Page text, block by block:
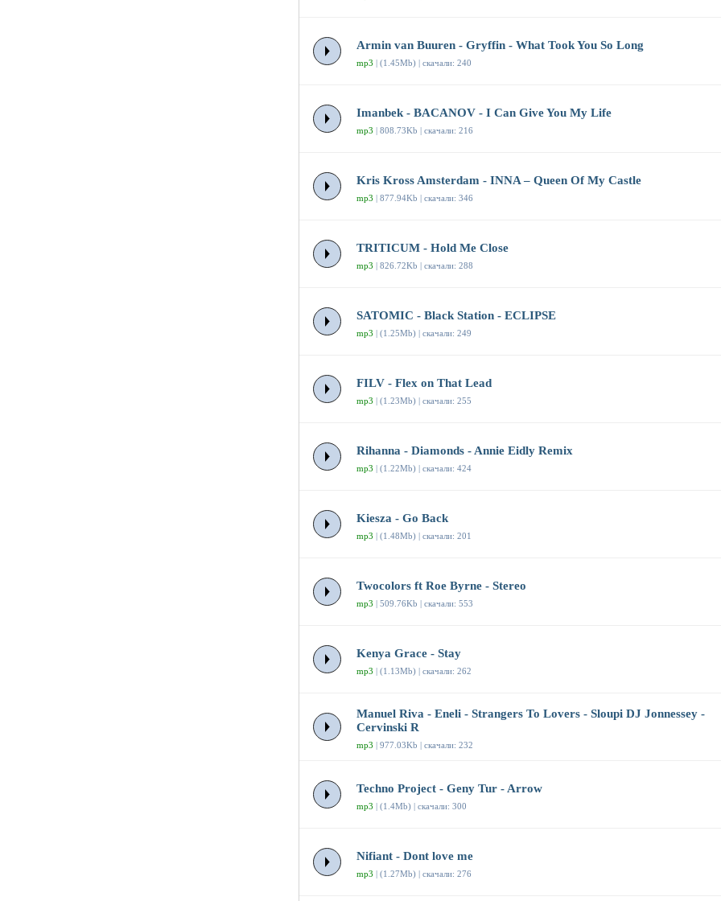
Armin van Buuren - Gryffin - What Took You So Long
mp3 | (1.45Mb) | скачали: 240
Imanbek - BACANOV - I Can Give You My Life
mp3 | 808.73Kb | скачали: 216
Kris Kross Amsterdam - INNA – Queen Of My Castle
mp3 | 877.94Kb | скачали: 346
TRITICUM - Hold Me Close
mp3 | 826.72Kb | скачали: 288
SATOMIC - Black Station - ECLIPSE
mp3 | (1.25Mb) | скачали: 249
FILV - Flex on That Lead
mp3 | (1.23Mb) | скачали: 255
Rihanna - Diamonds - Annie Eidly Remix
mp3 | (1.22Mb) | скачали: 424
Kiesza - Go Back
mp3 | (1.48Mb) | скачали: 201
Twocolors ft Roe Byrne - Stereo
mp3 | 509.76Kb | скачали: 553
Kenya Grace - Stay
mp3 | (1.13Mb) | скачали: 262
Manuel Riva - Eneli - Strangers To Lovers - Sloupi DJ Jonnessey -
Cervinski R
mp3 | 977.03Kb | скачали: 232
Techno Project - Geny Tur - Arrow
mp3 | (1.4Mb) | скачали: 300
Nifiant - Dont love me
mp3 | (1.27Mb) | скачали: 276